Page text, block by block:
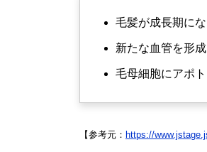
毛髪が成長期に
新たな血管を形
毛母細胞にアポ
【参考元： https://